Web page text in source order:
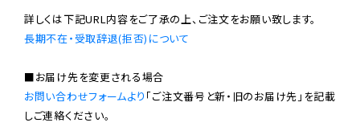
長期不在・受取辞退(拒否)について
お問い合わせフォームより 「ご注文番号と新・旧のお届け先」を記載
しご連絡ください。